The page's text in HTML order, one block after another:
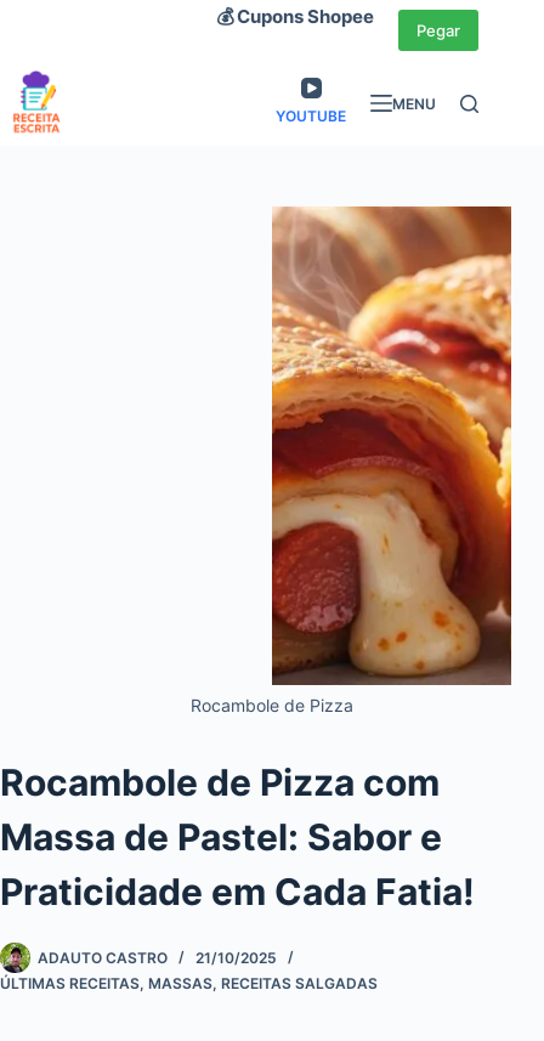
conteúdo
💰 Cupons Shopee
Pegar
YOUTUBE
MENU
Rocambole de Pizza
Rocambole de Pizza com
Massa de Pastel: Sabor e
Praticidade em Cada Fatia!
ADAUTO CASTRO
21/10/2025
ÚLTIMAS RECEITAS, MASSAS, RECEITAS SALGADAS